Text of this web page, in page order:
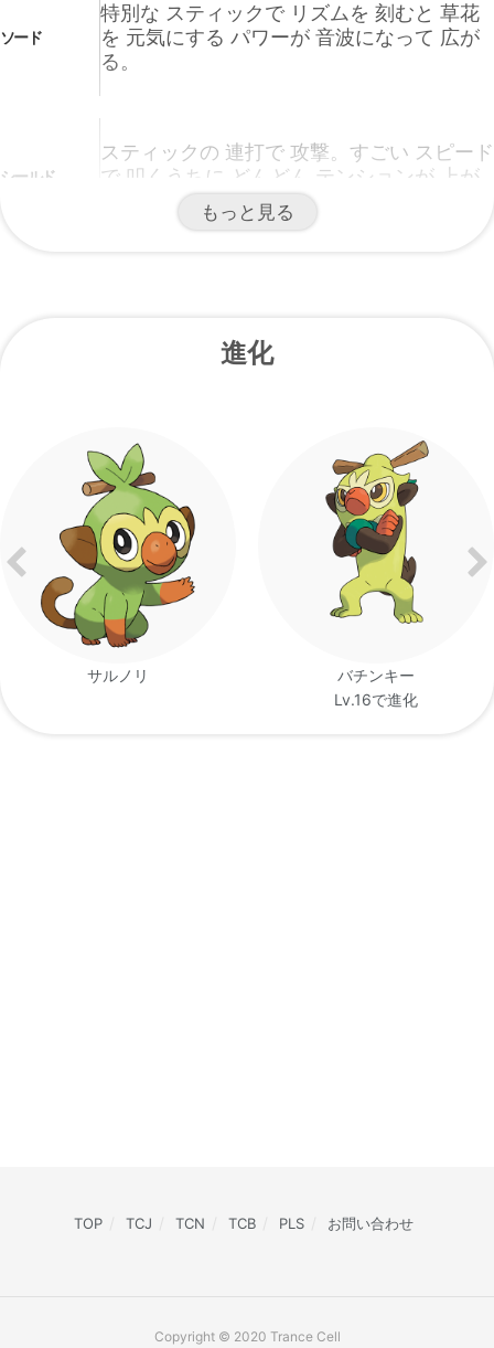
ソード
特別な スティックで リズムを 刻むと 草花
を 元気にする パワーが 音波になって 広が
る。
シールド
スティックの 連打で 攻撃。すごい スピード
で 叩くうちに どんどん テンションが 上が
るのだ。
草花の元気も 楽しさも 倍増するみたいだ
もっと見る
進化
サルノリ
バチンキー
Lv.16で進化
TOP TCJ TCN TCB PLS お問い合わせ
Copyright © 2020 Trance Cell